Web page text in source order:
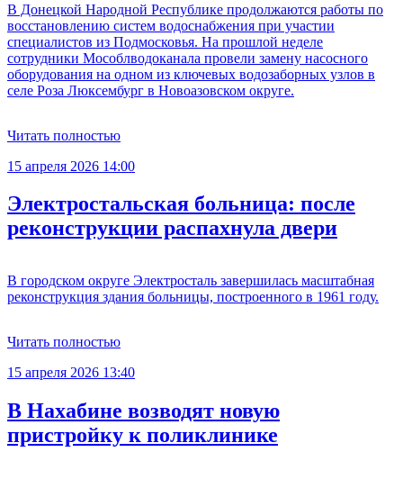
В Донецкой Народной Республике продолжаются работы по
восстановлению систем водоснабжения при участии
специалистов из Подмосковья. На прошлой неделе
сотрудники Мособлводоканала провели замену насосного
оборудования на одном из ключевых водозаборных узлов в
селе Роза Люксембург в Новоазовском округе.
Читать полностью
15 апреля 2026 14:00
Электростальская больница: после
реконструкции распахнула двери
В городском округе Электросталь завершилась масштабная
реконструкция здания больницы, построенного в 1961 году.
Читать полностью
15 апреля 2026 13:40
В Нахабине возводят новую
пристройку к поликлинике